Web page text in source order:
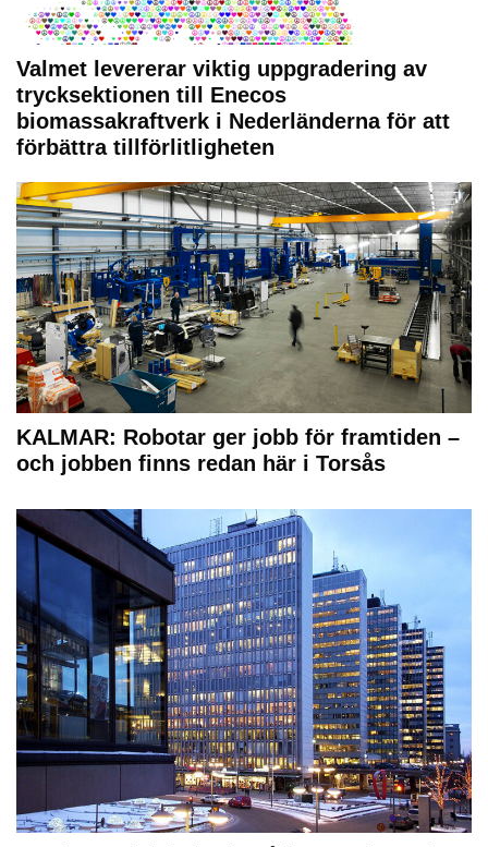
Valmet levererar viktig uppgradering av
trycksektionen till Enecos
biomassakraftverk i Nederländerna för att
förbättra tillförlitligheten
KALMAR: Robotar ger jobb för framtiden –
och jobben finns redan här i Torsås